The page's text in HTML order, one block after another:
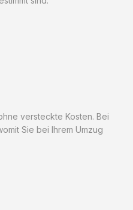
versteckte Kosten. Bei
Sie bei Ihrem Umzug